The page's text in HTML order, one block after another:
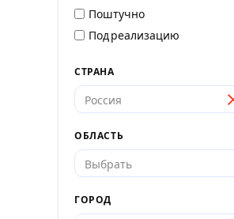
Поштучно
Под реализацию
СТРАНА
Россия
ОБЛАСТЬ
Выбрать
ГОРОД